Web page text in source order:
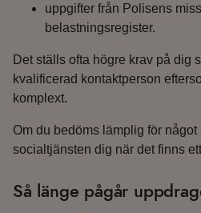
uppgifter från Polisens
belastningsregister.
Det ställs ofta högre krav på dig
kvalificerad kontaktperson
komplext.
Om du bedöms lämplig för
socialtjänsten dig när det finns
Så länge pågår